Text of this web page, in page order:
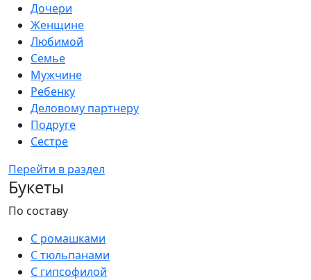
Дочери
Женщине
Любимой
Семье
Мужчине
Ребенку
Деловому партнеру
Подруге
Сестре
Перейти в раздел
Букеты
По составу
С ромашками
С тюльпанами
С гипсофилой